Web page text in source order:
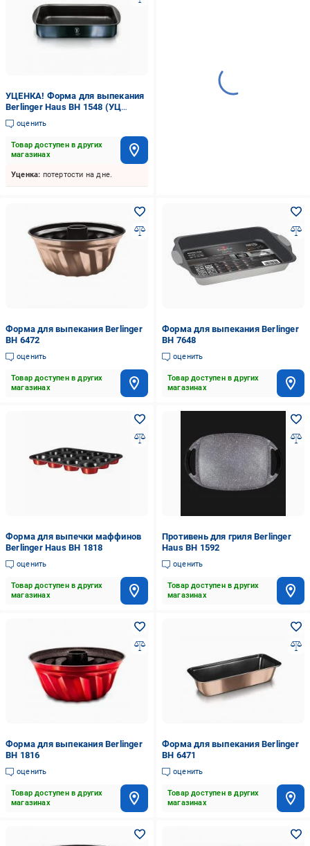
УЦЕНКА! Форма для выпекания
Berlinger Haus BH 1548 (УЦ
№3763)
оценить
Товар доступен в других
магазинах
Уценка: потертости на дне.
Форма для выпекания Berlinger
BH 6472
оценить
Товар доступен в других
магазинах
Форма для выпекания Berlinger
BH 7648
оценить
Товар доступен в других
магазинах
Форма для выпечки маффинов
Berlinger Haus BH 1818
оценить
Товар доступен в других
магазинах
Противень для гриля Berlinger
Haus BH 1592
оценить
Товар доступен в других
магазинах
Форма для выпекания Berlinger
BH 1816
оценить
Товар доступен в других
магазинах
Форма для выпекания Berlinger
BH 6471
оценить
Товар доступен в других
магазинах